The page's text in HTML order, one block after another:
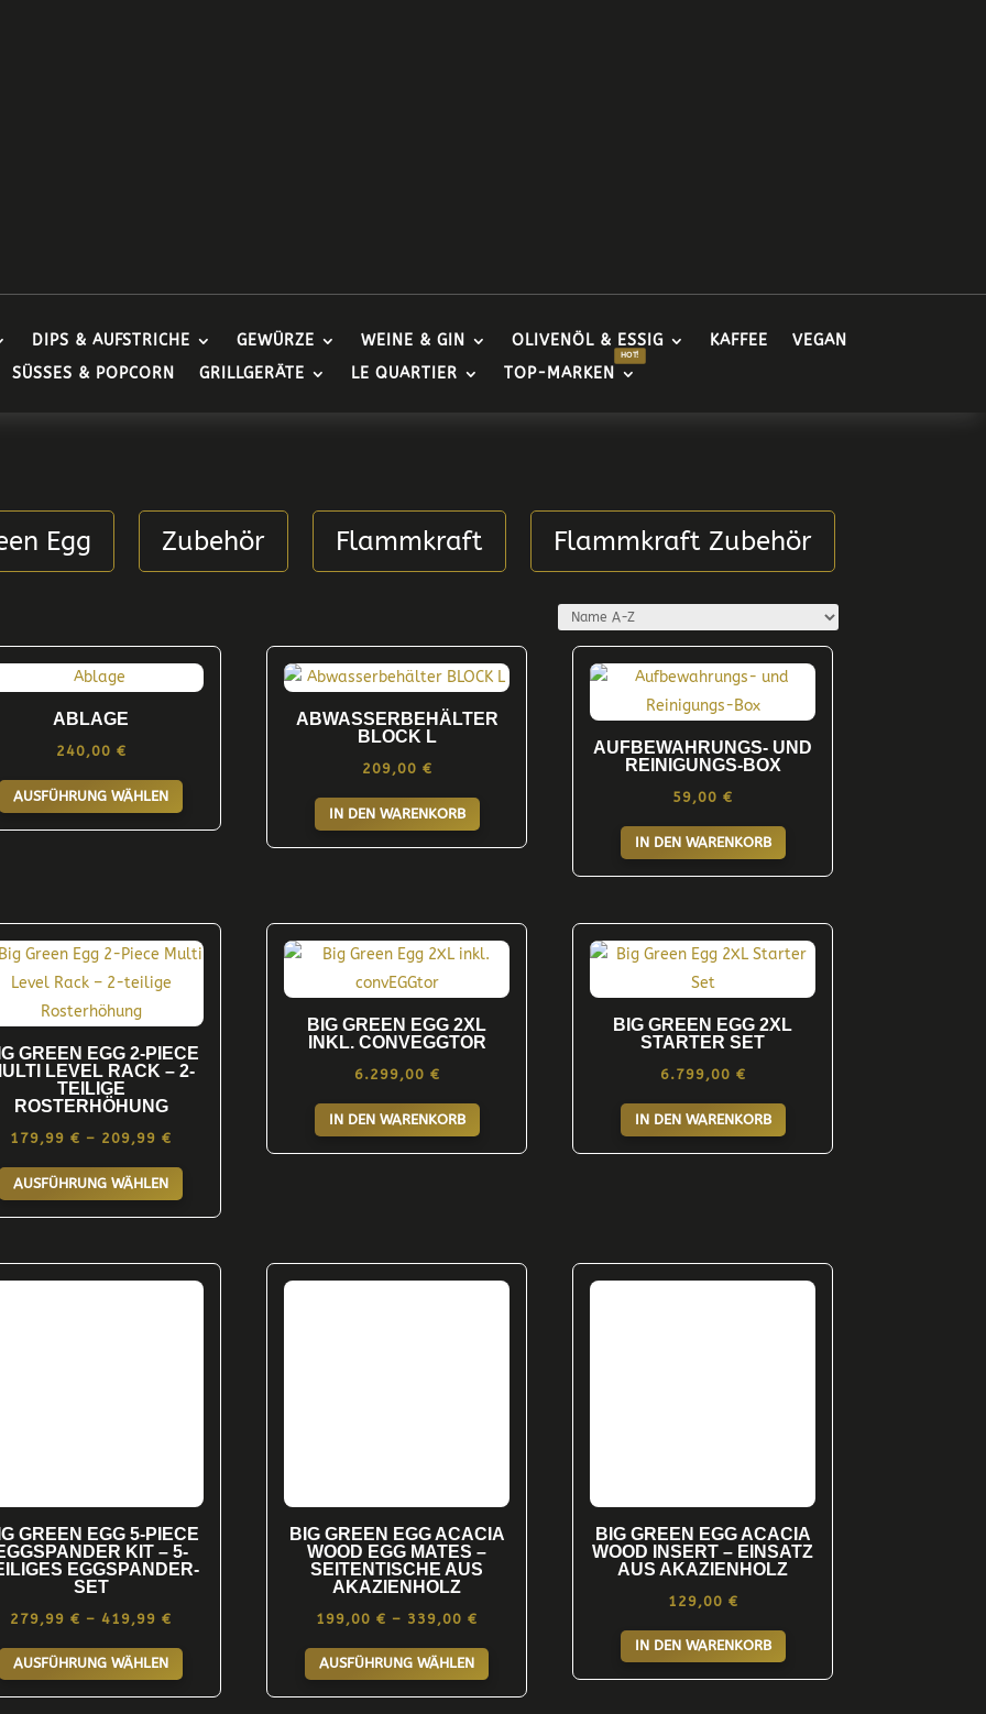
DIPS & AUFSTRICHE GEWÜRZE WEINE & GIN OLIVENÖL & ESSIG KAFFEE
VEGAN
SÜSSES & POPCORN GRILLGERÄTE LE QUARTIER TOP-MARKEN
Egg Zubehör Flammkraft Flammkraft Zubehör
ABLAGE
240,00 €
AUSFÜHRUNG WÄHLEN
Dieses
Produkt
weist
auf.
Die
der
ABWASSERBEHÄLTER
BLOCK L
209,00 €
IN DEN WARENKORB
AUFBEWAHRUNGS- UND
REINIGUNGS-BOX
59,00€
IN DEN WARENKORB
GREEN EGG 2-PIECE
LEVEL RACK – 2-
TEILIGE
ROSTERHÖHUNG
179,99€ – 209,99€
179,99 €
bis
209,99 €
AUSFÜHRUNG WÄHLEN
Dieses
Produkt
weist
Varianten
gewählt
werden
BIG GREEN EGG 2XL
INKL. CONVEGGTOR
6.299,00 €
IN DEN WARENKORB
BIG GREEN EGG 2XL
STARTER SET
6.799,00 €
IN DEN WARENKORB
GREEN EGG 5-PIECE
KIT – 5-
EGGSPANDER-
SET
279,99€ –419,99€
279,99 €
bis
419,99 €
AUSFÜHRUNG WÄHLEN
Dieses
Produkt
weist
BIG GREEN EGG ACACIA
WOOD EGG MATES –
SEITENTISCHE AUS
AKAZIENHOLZ
199,00€ – 339,00€
199,00 €
bis
339,00 €
AUSFÜHRUNG WÄHLEN
Dieses
Produkt
weist
BIG GREEN EGG ACACIA
WOOD INSERT – EINSATZ
AUS AKAZIENHOLZ
129,00 €
IN DEN WARENKORB